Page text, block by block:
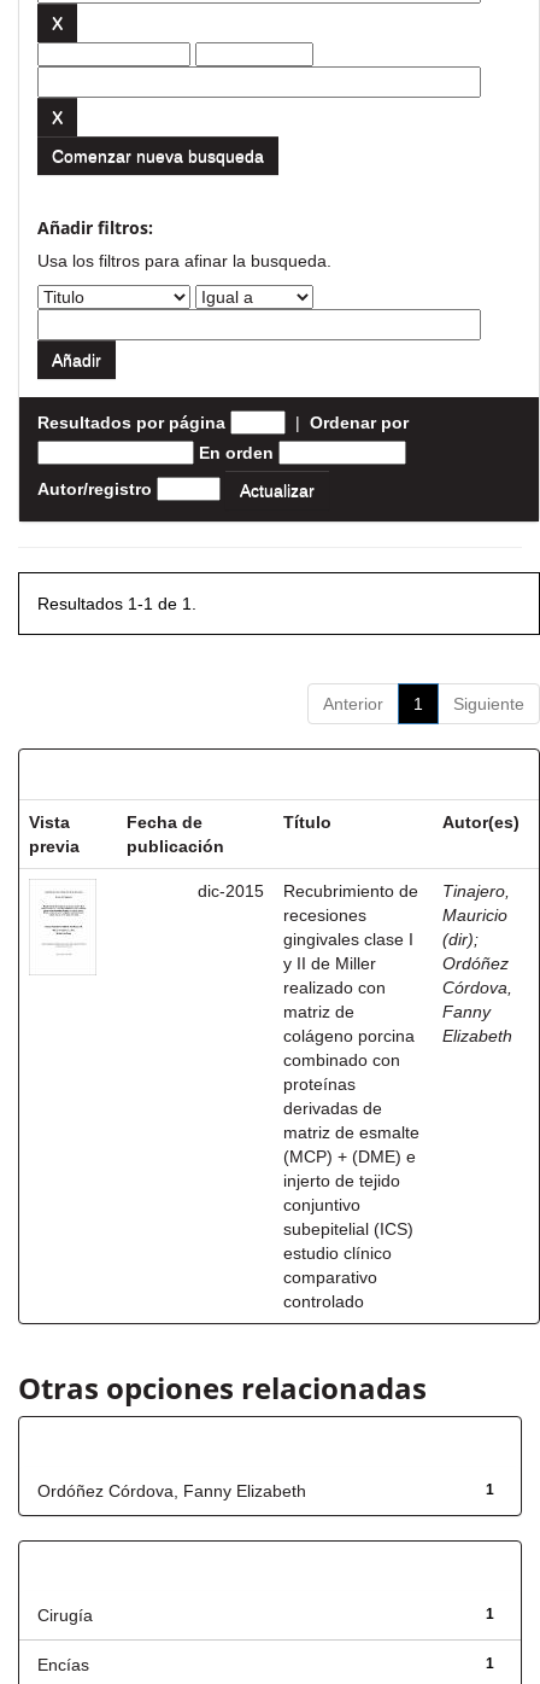
Comenzar nueva busqueda
Añadir filtros:
Usa los filtros para afinar la busqueda.
Resultados por página | Ordenar por
En orden
Autor/registro
Resultados 1-1 de 1.
Anterior 1 Siguiente
Vista
previa
Fecha de
publicación
Título Autor(es)
dic-2015
Recubrimiento de
recesiones
gingivales clase I
y II de Miller
realizado con
matriz de
colágeno porcina
combinado con
proteínas
derivadas de
matriz de esmalte
(MCP) + (DME) e
injerto de tejido
conjuntivo
subepitelial (ICS)
estudio clínico
comparativo
controlado
Tinajero,
Mauricio
(dir);
Ordóñez
Córdova,
Fanny
Elizabeth
Otras opciones relacionadas
1
Ordóñez Córdova, Fanny Elizabeth
1
Cirugía
1
Encías